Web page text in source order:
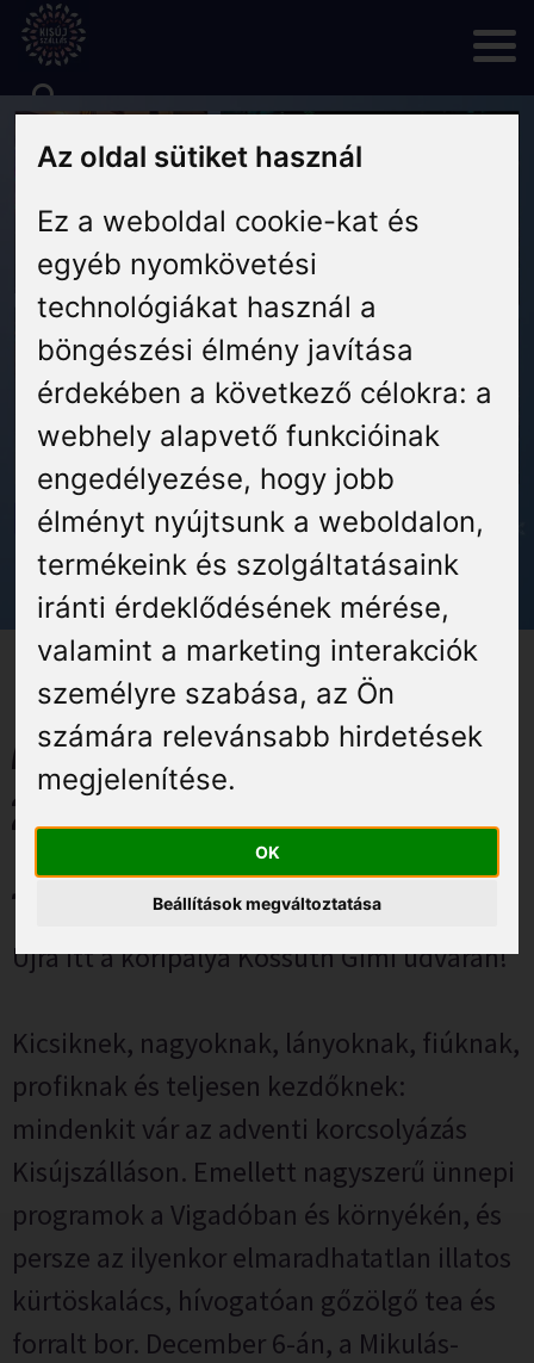
Az oldal sütiket használ
Ez a weboldal cookie-kat és
egyéb nyomkövetési
technológiákat használ a
böngészési élmény javítása
érdekében a következő célokra: a
webhely alapvető funkcióinak
engedélyezése, hogy jobb
élményt nyújtsunk a weboldalon,
termékeink és szolgáltatásaink
iránti érdeklődésének mérése,
valamint a marketing interakciók
személyre szabása, az Ön
számára relevánsabb hirdetések
megjelenítése.
OK
Beállítások megváltoztatása
Skip
content
Rólunk
Hírek
Programok
Szállás
Vendéglátás
Élmények
Gyógyuljon Kisújon
Galéria
Adventi korcsolyapálya –
2025. december 5 – 2026.
január 3.
Újra itt a koripálya Kossuth Gimi udvarán!
Kicsiknek, nagyoknak, lányoknak, fiúknak,
profiknak és teljesen kezdőknek:
mindenkit vár az adventi korcsolyázás
Kisújszálláson. Emellett nagyszerű ünnepi
programok a Vigadóban és környékén, és
persze az ilyenkor elmaradhatatlan illatos
kürtöskalács, hívogatóan gőzölgő tea és
forralt bor. December 6-án, a Mikulás-